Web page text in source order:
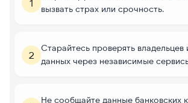
1
вызвать страх или срочность.
2
Старайтесь проверять владельцев
данных через независимые
Не сообщайте данные банковских